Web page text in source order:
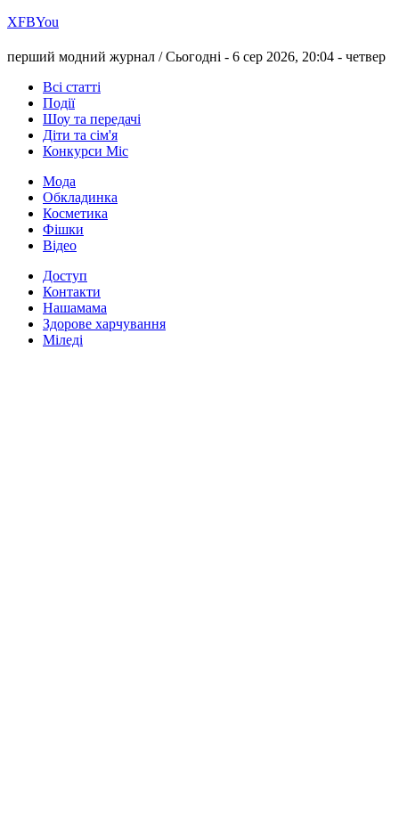
ХFBYou
перший модний журнал /Сьогодні - 6 сер 2026, 20:04 - четвер
Всі статті
Події
Шоу та передачі
Діти та сім'я
Конкурси Міс
Мода
Обкладинка
Косметика
Фішки
Відео
Доступ
Контакти
Нашамама
Здорове харчування
Міледі